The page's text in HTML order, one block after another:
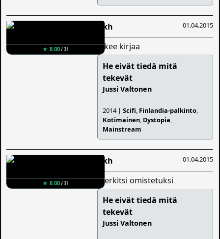
★ 8.00/ 31
01.04.2015
Iikh
lukee kirjaa
He eivät tiedä mitä
tekevät
Jussi Valtonen
2014 |Scifi, Finlandia-palkinto,
Kotimainen, Dystopia,
Mainstream
★ 8.00/ 31
01.04.2015
Iikh
merkitsi omistetuksi
He eivät tiedä mitä
tekevät
Jussi Valtonen